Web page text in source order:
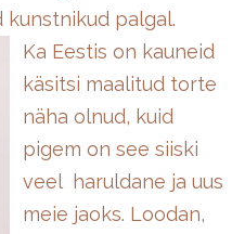
kunstnikud palgal.
Ka Eestis on kauneid
käsitsi maalitud torte
näha olnud, kuid
pigem on see siiski
veel haruldane ja uus
meie jaoks. Loodan,